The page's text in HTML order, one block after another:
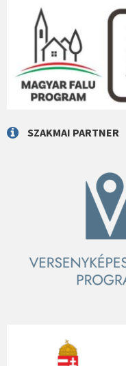
SZAKMAI PARTNER